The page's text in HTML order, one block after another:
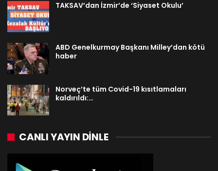
TAKSAV’dan İzmir’de ‘Siyaset Okulu’
ABD Genelkurmay Başkanı Milley’dan kötü
haber
Norveç’te tüm Covid-19 kısıtlamaları
kaldırıldı:…
CANLI YAYIN DINLE